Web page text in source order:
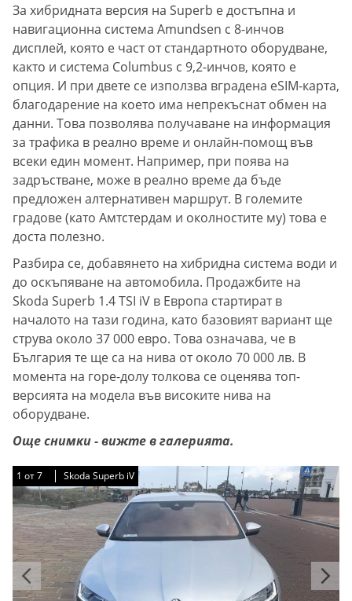
За хибридната версия на Superb е достъпна и
навигационна система Amundsen с 8-инчов
дисплей, която е част от стандартното оборудване,
както и система Columbus с 9,2-инчов, която е
опция. И при двете се използва вградена eSIM-карта,
благодарение на което има непрекъснат обмен на
данни. Това позволява получаване на информация
за трафика в реално време и онлайн-помощ във
всеки един момент. Например, при поява на
задръстване, може в реално време да бъде
предложен алтернативен маршрут. В големите
градове (като Амтстердам и околностите му) това е
доста полезно.
Разбира се, добавянето на хибридна система води и
до оскъпяване на автомобила. Продажбите на
Skoda Superb 1.4 TSI iV в Европа стартират в
началото на тази година, като базовият вариант ще
струва около 37 000 евро. Това означава, че в
България те ще са на нива от около 70 000 лв. В
момента на горе-долу толкова се оценява топ-
версията на модела във високите нива на
оборудване.
Още снимки - вижте в галерията.
1 от7 Skoda Superb iV
1 от7 Skoda Superb iV
1 от7 Skoda Superb iV
1 от7 Skoda Superb iV
1 от7 Skoda Superb iV
1 от7 Skoda Superb iV
1 от7 Skoda Superb iV